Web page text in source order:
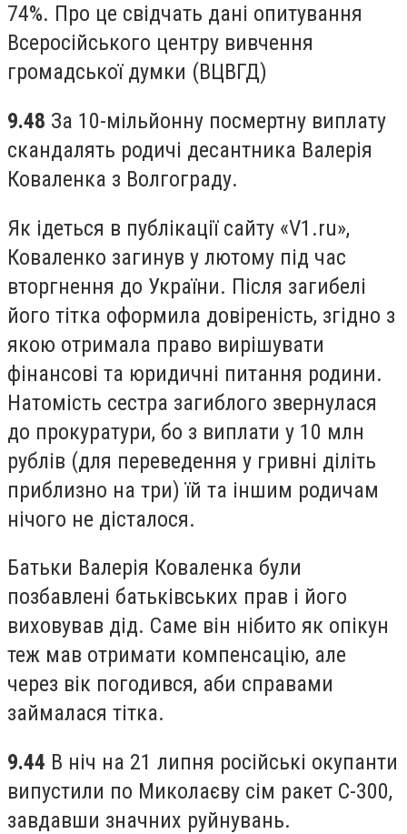
74%. Про це свідчать дані опитування
Всеросійського центру вивчення
громадської думки (ВЦВГД)
9.48 За 10-мільйонну посмертну виплату
скандалять родичі десантника Валерія
Коваленка з Волгограду.
Як ідеться в публікації сайту «V1.ru»,
Коваленко загинув у лютому під час
вторгнення до України. Після загибелі
його тітка оформила довіреність, згідно з
якою отримала право вирішувати
фінансові та юридичні питання родини.
Натомість сестра загиблого звернулася
до прокуратури, бо з виплати у 10 млн
рублів (для переведення у гривні діліть
приблизно на три) їй та іншим родичам
нічого не дісталося.
Батьки Валерія Коваленка були
позбавлені батьківських прав і його
виховував дід. Саме він нібито як опікун
теж мав отримати компенсацію, але
через вік погодився, аби справами
займалася тітка.
9.44 В ніч на 21 липня російські окупанти
випустили по Миколаєву сім ракет С-300,
завдавши значних руйнувань.